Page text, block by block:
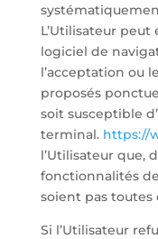
L’Utilisateur
logiciel de
l’acceptation ou
proposés
soit susceptible
terminal. https://
l’Utilisateur que,
fonctionnalités
soient pas toutes
Si l’Utilisateur